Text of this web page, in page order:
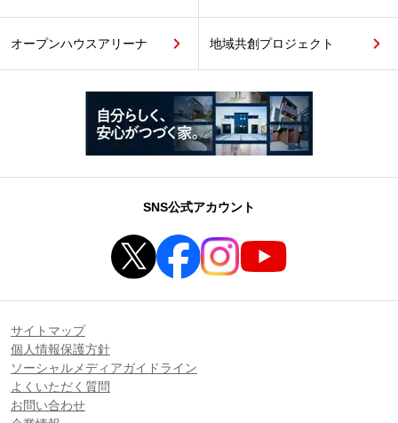
オープンハウスアリーナ 地域共創プロジェクト
SNS公式アカウント
サイトマップ
個人情報保護方針
ソーシャルメディアガイドライン
よくいただく質問
お問い合わせ